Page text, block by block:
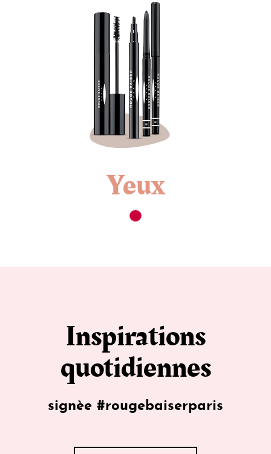
Yeux
Inspirations
quotidiennes
signèe #rougebaiserparis